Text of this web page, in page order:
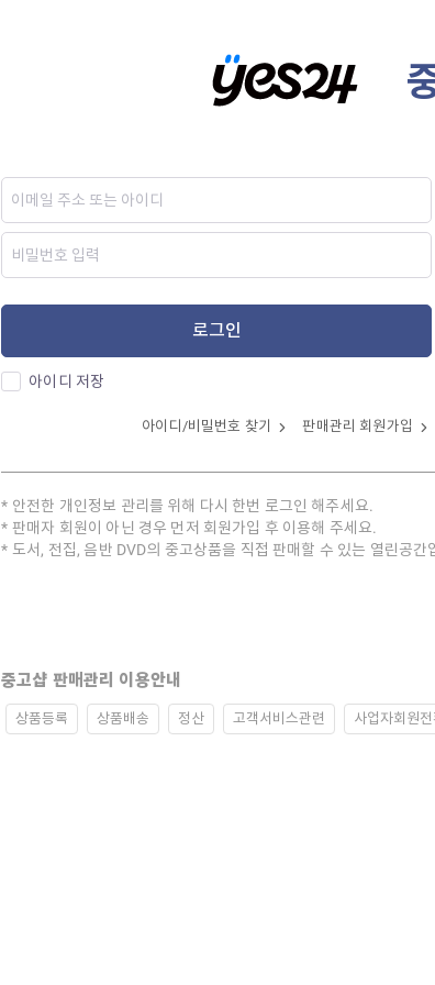
로그인
아이디 저장
아이디/비밀번호 찾기 판매관리 회원가입
안전한 개인정보 관리를 위해 다시 한번 로그인 해주세요.
판매자 회원이 아닌 경우 먼저 회원가입 후 이용해 주세요.
도서, 전집, 음반 DVD의 중고상품을 직접 판매할 수 있는 열린공간
중고샵 판매관리 이용안내
상품등록 상품배송 정산 고객서비스관련 사업자회원